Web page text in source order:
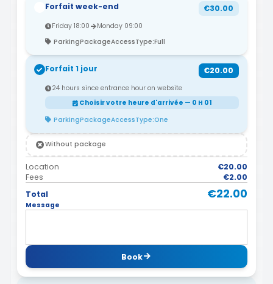
Forfait week-end €30.00
Friday 18:00
Monday 09:00
ParkingPackageAccessType:Full
Forfait 1 jour €20.00
24 hours since entrance hour on website
Choisir votre heure d'arrivée — 0 H 01
ParkingPackageAccessType:One
Without package
Location
€20.00
Fees
€2.00
Total
€22.00
Message
Book